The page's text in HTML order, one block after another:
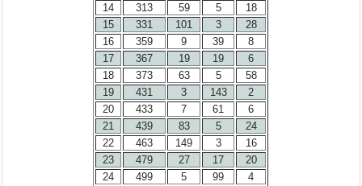
14
313 59 5
18
15
331 101 3
28
16
359 9 39
8
17
367 19 19
6
18
373 63 5
58
19
431 3 143
2
20
433 7 61
6
21
439 83 5
24
22
463 149 3
16
23
479 27 17
20
24
499 5 99
4